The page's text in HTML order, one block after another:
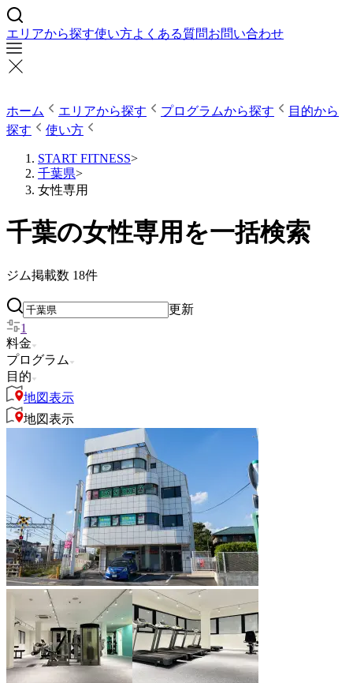
エリアから探す使い方よくある質問お問い合わせ
ホーム エリアから探す プログラムから探す
目的から
探す
使い方
START FITNESS>
千葉県>
女性専用
千葉の女性専用を一括検索
ジム掲載数 18件
更新
1
料金
プログラム
目的
地図表示
地図表示